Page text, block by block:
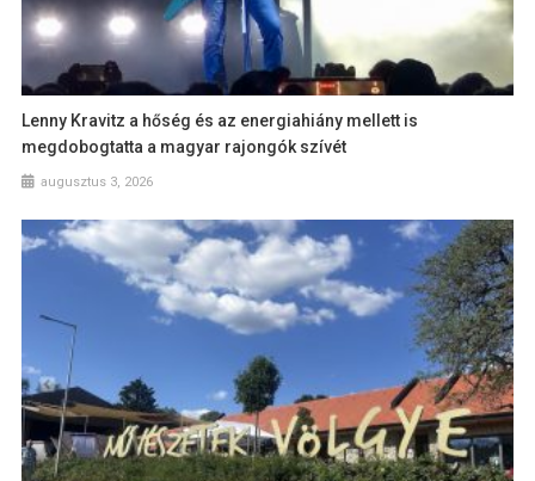
Lenny Kravitz a hőség és az energiahiány mellett is
megdobogtatta a magyar rajongók szívét
augusztus 3, 2026